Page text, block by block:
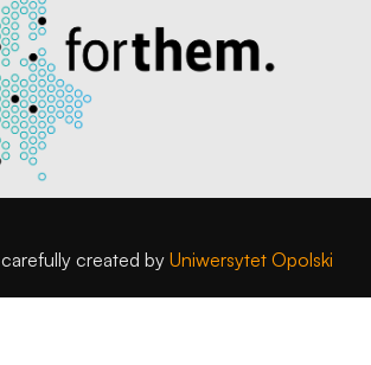
carefully created by Uniwersytet Opolski